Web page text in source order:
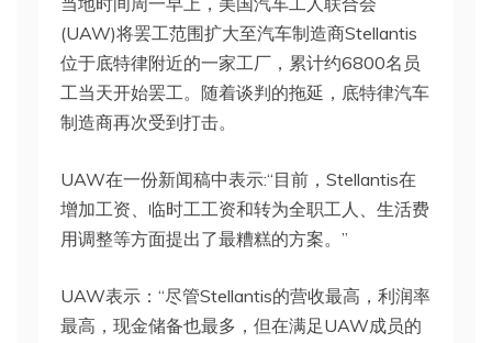
(UAW)将罢工范围扩大至汽车制造商Stellantis
位于底特律附近的一家工厂，累计约6800名员
工当天开始罢工。随着谈判的拖延，底特律汽车
制造商再次受到打击。
UAW在一份新闻稿中表示:“目前，Stellantis在
增加工资、临时工工资和转为全职工人、生活费
用调整等方面提出了最糟糕的方案。”
UAW表示：“尽管Stellantis的营收最高，利润率
最高，现金储备也最多，但在满足UAW成员的